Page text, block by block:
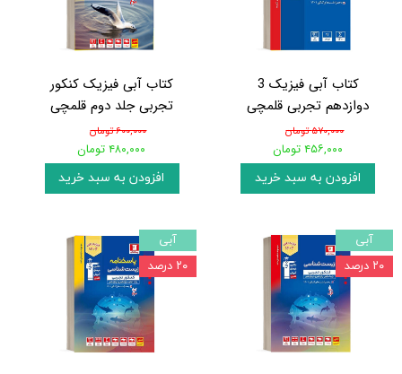
کتاب آبی فیزیک 3
دوازدهم تجربی قلمچی
۵۷۰,۰۰۰ تومان
۴۵۶,۰۰۰ تومان
افزودن به سبد خرید
کتاب آبی فیزیک کنکور
تجربی جلد دوم قلمچی
۶۰۰,۰۰۰ تومان
۴۸۰,۰۰۰ تومان
افزودن به سبد خرید
آبی
۲۰ درصد
آبی
۲۰ درصد